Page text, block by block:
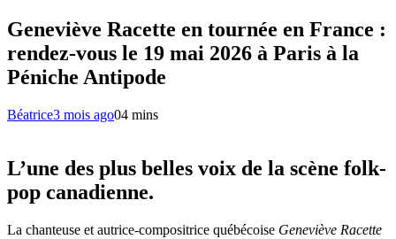
Geneviève Racette en tournée en France :
rendez-vous le 19 mai 2026 à Paris à la
Péniche Antipode
Béatrice3 mois ago04 mins
L’une des plus belles voix de la scène folk-
pop canadienne.
La chanteuse et autrice-compositrice québécoise Geneviève Racette